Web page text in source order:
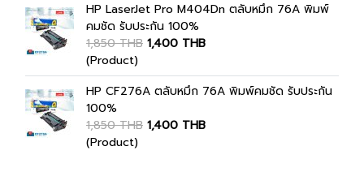
HP LaserJet Pro M404Dn ตลับหมึก 76A พิมพ์
คมชัด รับประกัน 100%
1,850 THB 1,400 THB
(Product)
HP CF276A ตลับหมึก 76A พิมพ์คมชัด รับประกัน
100%
1,850 THB 1,400 THB
(Product)